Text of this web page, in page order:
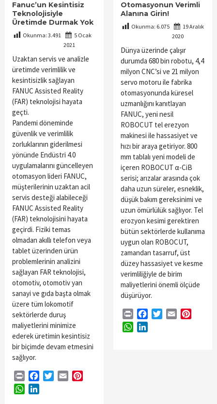
Fanuc’un Kesintisiz
Teknolojisiyle
Üretimde Durmak Yok
Okunma: 3.491
5 Ocak
2021
Uzaktan servis ve analizle
üretimde verimlilik ve
kesintisizlik sağlayan
FANUC Assisted Reality
(FAR) teknolojisi hayata
geçti.
Pandemi döneminde
güvenlik ve verimlilik
zorluklarının giderilmesi
yönünde Endüstri 4.0
uygulamalarını güncelleyen
otomasyon lideri FANUC,
müşterilerinin uzaktan acil
servis desteği alabileceği
FANUC Assisted Reality
(FAR) teknolojisini hayata
geçirdi. Fiziki temas
olmadan akıllı telefon veya
tablet üzerinden ürün
problemlerinin analizini
sağlayan FAR teknolojisi,
otomotiv, otomotiv yan
sanayi ve gıda başta olmak
üzere tüm lokomotif
sektörlerde duruş
maliyetlerini minimize
ederek üretimin kesintisiz
bir biçimde devam etmesini
sağlıyor.
Print FacebookTwitterEmail
WhatsApp
Otomasyonun Verimli
Alanına Girin!
Okunma: 6.075
19 Aralık
2020
Dünya üzerinde çalışır
durumda 680 bin robotu, 4,4
milyon CNC’si ve 21 milyon
servo motoru ile fabrika
otomasyonunda küresel
uzmanlığını kanıtlayan
FANUC, yeni nesil
ROBOCUT tel erezyon
makinesi ile hassasiyet ve
hızı bir araya getiriyor. 800
mm tablalı yeni modeli de
içeren ROBOCUT α-CiB
serisi; arızalar arasında çok
daha uzun süreler, esneklik,
düşük bakım gereksinimi ve
uzun ömürlülük sağlıyor. Tel
erozyon kesimi gerektiren
bütün sektörlerde kullanıma
uygun olan ROBOCUT,
zamandan tasarruf, üst
düzey hassasiyet ve kesme
verimliliğiyle de birim
maliyetlerini önemli ölçüde
düşürüyor.
Print FacebookTwitterEmail
WhatsApp